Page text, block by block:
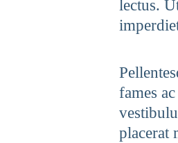
lectus.
fames
placerat